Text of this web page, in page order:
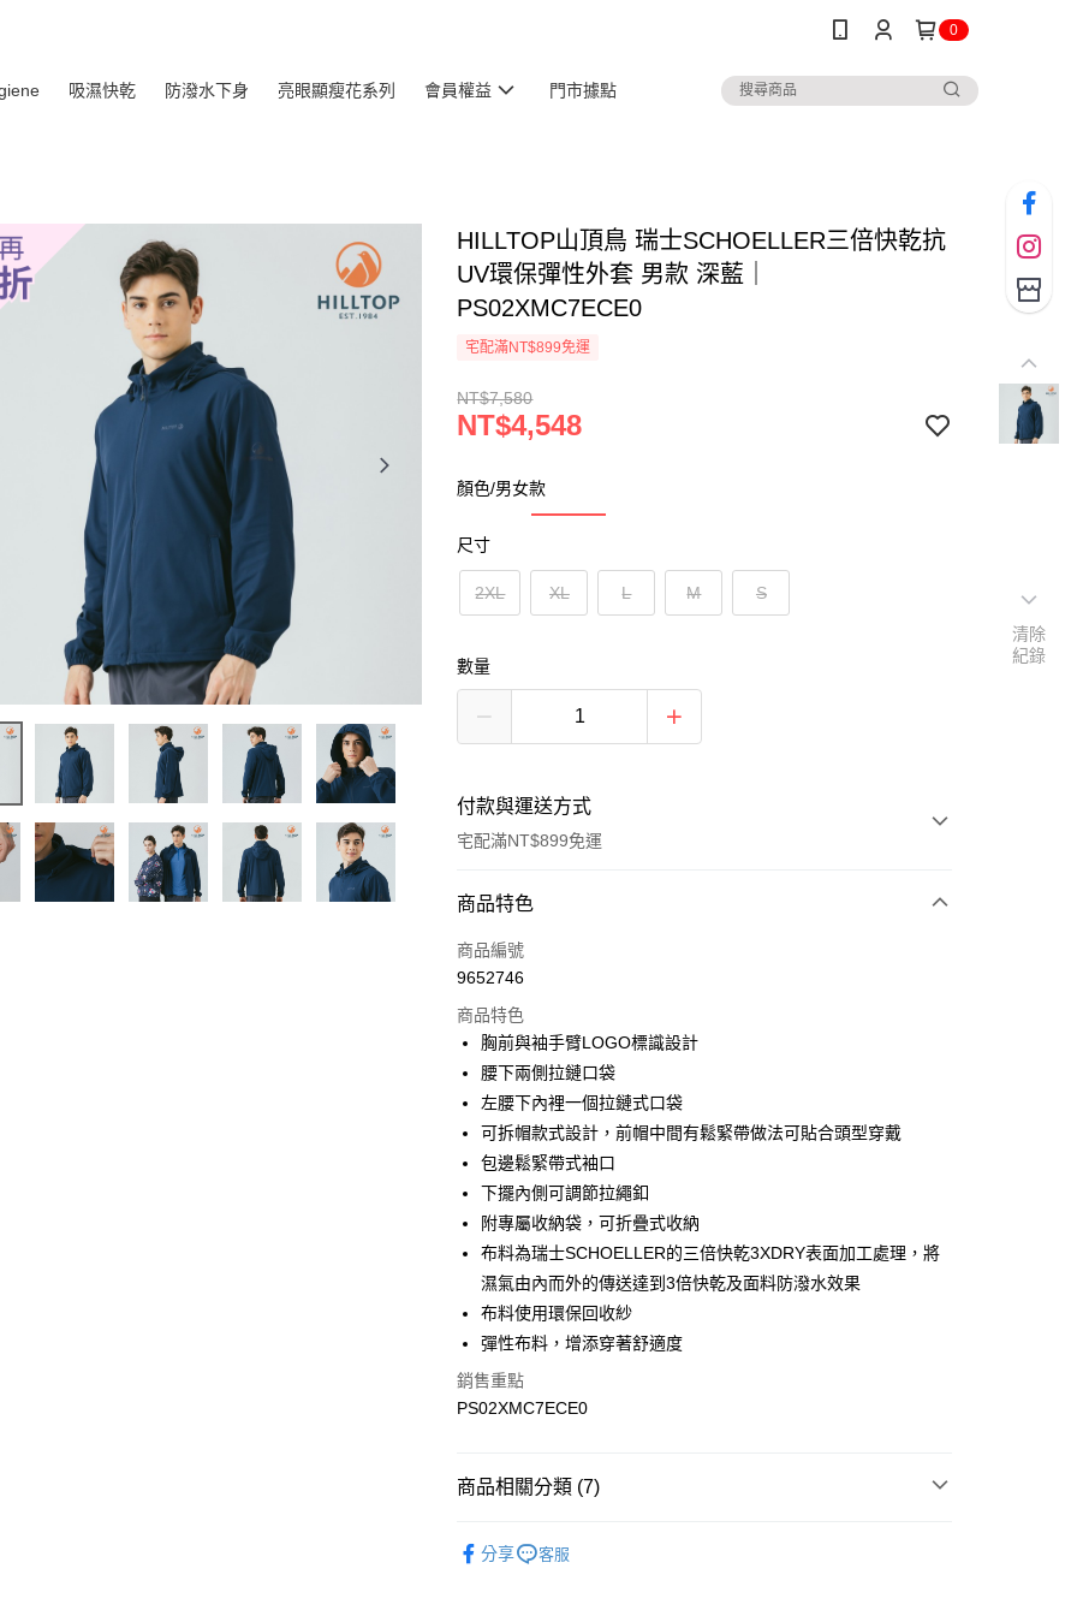
0
吸濕快乾 防潑水下身 亮眼顯瘦花系列 會員權益 門市據點
HILLTOP山頂鳥 瑞士SCHOELLER三倍快乾抗
UV環保彈性外套 男款 深藍｜
PS02XMC7ECE0
宅配滿NT$899免運
NT$7,580
NT$4,548
顏色/男女款
尺寸
2XL XL L M S
數量
付款與運送方式
宅配滿NT$899免運
付款方式
信用卡一次付款
Apple Pay
悠遊付
Google Pay
運送方式
宅配
每筆NT$90，滿NT$899(含以上)免運費
宅配(離島)
每筆NT$399，滿NT$18,000(含以上)免運費
商品特色
商品編號
9652746
商品特色
胸前與袖手臂LOGO標識設計
腰下兩側拉鏈口袋
左腰下內裡一個拉鏈式口袋
可拆帽款式設計，前帽中間有鬆緊帶做法可貼合頭型穿戴
包邊鬆緊帶式袖口
下擺內側可調節拉繩釦
附專屬收納袋，可折疊式收納
布料為瑞士SCHOELLER的三倍快乾3XDRY表面加工處理，將
濕氣由內而外的傳送達到3倍快乾及面料防潑水效果
布料使用環保回收紗
彈性布料，增添穿著舒適度
銷售重點
PS02XMC7ECE0
商品相關分類 (7)
分享 客服
清除
紀錄